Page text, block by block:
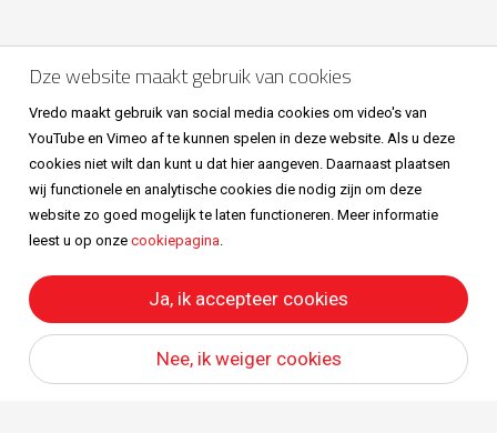
Volg ons ook op
All right reserved © Vredo 2026.
Sitemap
Dze website maakt gebruik van cookies
Vredo maakt gebruik van social media cookies om video's van
YouTube en Vimeo af te kunnen spelen in deze website. Als u deze
cookies niet wilt dan kunt u dat hier aangeven. Daarnaast plaatsen
wij functionele en analytische cookies die nodig zijn om deze
website zo goed mogelijk te laten functioneren. Meer informatie
leest u op onze cookiepagina.
Ja, ik accepteer cookies
Nee, ik weiger cookies